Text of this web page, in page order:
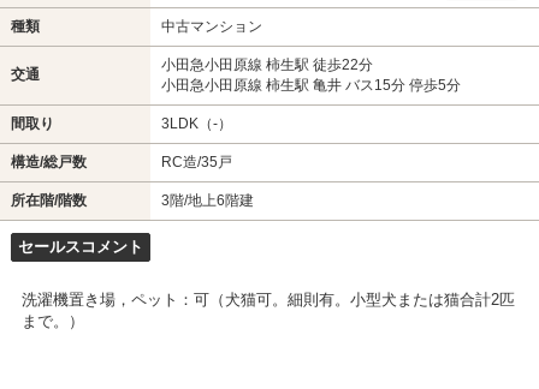
種類 中古マンション
交通
小田急小田原線 柿生駅 徒歩22分
小田急小田原線 柿生駅 亀井 バス15分 停歩5分
間取り 3LDK（-）
構造/総戸数 RC造/35戸
所在階/階数 3階/地上6階建
セールスコメント
洗濯機置き場，ペット：可（犬猫可。細則有。小型犬または猫合計2匹
まで。）